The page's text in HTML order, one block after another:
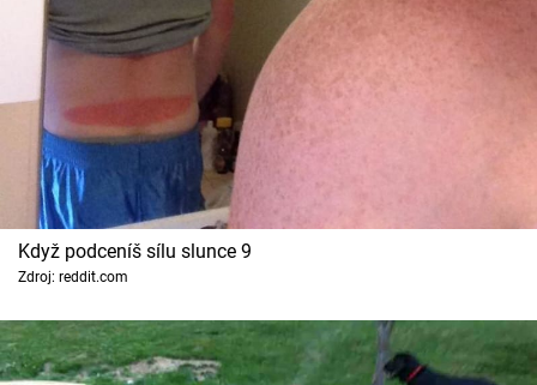
Když podceníš sílu slunce 9
Zdroj: reddit.com